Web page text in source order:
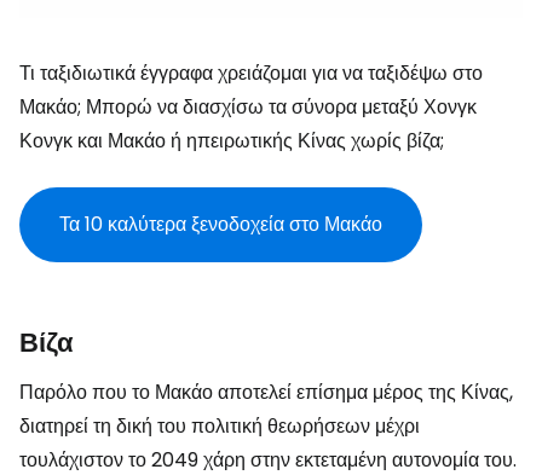
Τι ταξιδιωτικά έγγραφα χρειάζομαι για να ταξιδέψω στο
Μακάο; Μπορώ να διασχίσω τα σύνορα μεταξύ Χονγκ
Κονγκ και Μακάο ή ηπειρωτικής Κίνας χωρίς βίζα;
Τα 10 καλύτερα ξενοδοχεία στο Μακάο
Βίζα
Παρόλο που το Μακάο αποτελεί επίσημα μέρος της Κίνας,
διατηρεί τη δική του πολιτική θεωρήσεων μέχρι
τουλάχιστον το 2049 χάρη στην εκτεταμένη αυτονομία του.